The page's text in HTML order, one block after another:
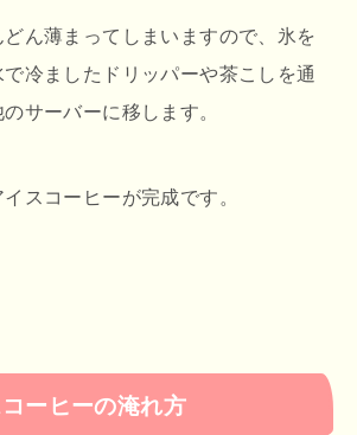
ん薄まってしまいますので、氷を
冷ましたドリッパーや茶こしを通
サーバーに移します。
スコーヒーが完成です。
ーヒーの淹れ方